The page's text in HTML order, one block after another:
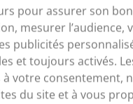
Il devient
vous pouvez
pour assurer son bon
mesurer l’audience,
publicités
et toujours activés.
votre consentement,
du site et à vous